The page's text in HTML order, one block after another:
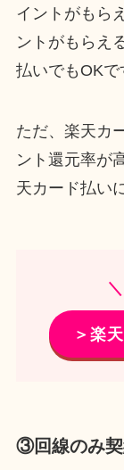
イントがもら
ントがもらえ
払いでもOKで
ただ、楽天カ
ント還元率が
天カード払い
＞楽
③回線のみ